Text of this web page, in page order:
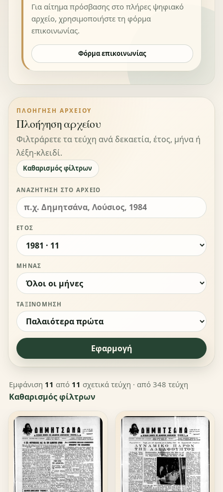
Για αίτημα πρόσβασης στο πλήρες ψηφιακό
αρχείο, χρησιμοποιήστε τη φόρμα
επικοινωνίας.
Φόρμα επικοινωνίας
ΠΛΟΉΓΗΣΗ ΑΡΧΕΊΟΥ
Πλοήγηση αρχείου
Φιλτράρετε τα τεύχη ανά δεκαετία, έτος, μήνα ή
λέξη-κλειδί.
Καθαρισμός φίλτρων
ΑΝΑΖΉΤΗΣΗ ΣΤΟ ΑΡΧΕΊΟ
ΈΤΟΣ
ΜΉΝΑΣ
ΤΑΞΙΝΌΜΗΣΗ
Εφαρμογή
Εμφάνιση 11 από 11 σχετικά τεύχη · από 348 τεύχη
Καθαρισμός φίλτρων